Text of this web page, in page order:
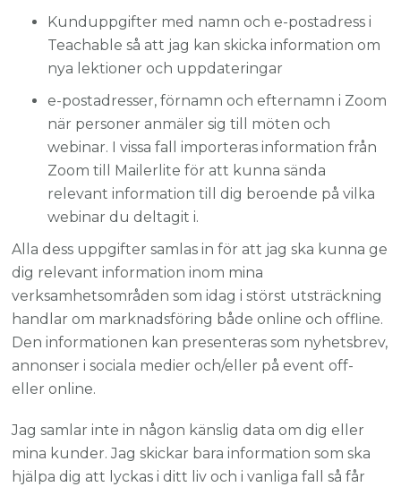
Kunduppgifter med namn och e-postadress i
Teachable så att jag kan skicka information om
nya lektioner och uppdateringar
e-postadresser, förnamn och efternamn i Zoom
när personer anmäler sig till möten och
webinar. I vissa fall importeras information från
Zoom till Mailerlite för att kunna sända
relevant information till dig beroende på vilka
webinar du deltagit i.
Alla dess uppgifter samlas in för att jag ska kunna ge
dig relevant information inom mina
verksamhetsområden som idag i störst utsträckning
handlar om marknadsföring både online och offline.
Den informationen kan presenteras som nyhetsbrev,
annonser i sociala medier och/eller på event off-
eller online.
Jag samlar inte in någon känslig data om dig eller
mina kunder. Jag skickar bara information som ska
hjälpa dig att lyckas i ditt liv och i vanliga fall så får